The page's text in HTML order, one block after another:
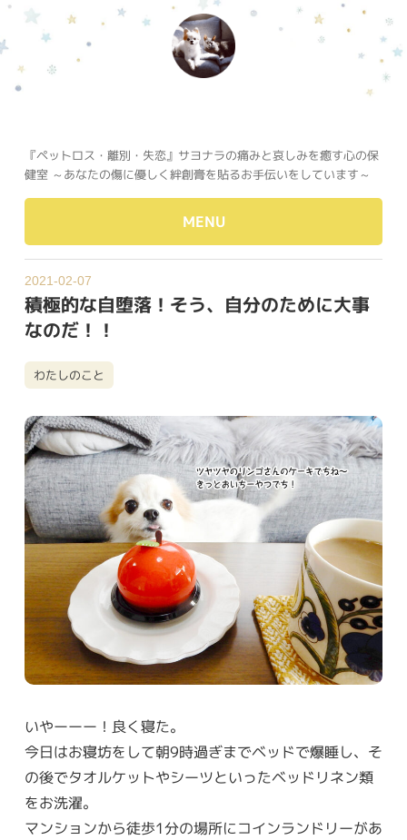
『ペットロス・離別・失恋』サヨナラの痛みと哀しみを癒す心の保
健室 ～あなたの傷に優しく絆創膏を貼るお手伝いをしています～
MENU
2021-02-07
積極的な自堕落！そう、自分のために大事
なのだ！！
わたしのこと
いやーーー！良く寝た。
今日はお寝坊をして朝9時過ぎまでベッドで爆睡し、そ
の後でタオルケットやシーツといったベッドリネン類
をお洗濯。
マンションから徒歩1分の場所にコインランドリーがあ